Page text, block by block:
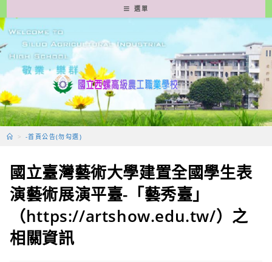
轉
至
要
容
選單
> -首頁公告(勿勾選)
國立臺灣藝術大學建置全國學生表
演藝術展演平臺-「藝秀臺」
（https://artshow.edu.tw/）之
相關資訊